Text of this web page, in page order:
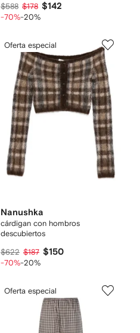
$588 $178 $142
-70%-20%
Oferta especial
Nanushka
cárdigan con hombros
descubiertos
$622 $187 $150
-70%-20%
Oferta especial